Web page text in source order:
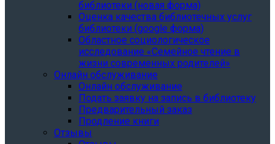
библиотеки (новая форма)
Oценка качества библиотечных услуг
библиотеки (google форма)
Областное социологическое
исследование «Семейное чтение в
жизни современных родителей»
Онлайн обслуживание
Онлайн обслуживание
Подать заявку на запись в библиотеку
Предварительный заказ
Продление книги
Отзывы